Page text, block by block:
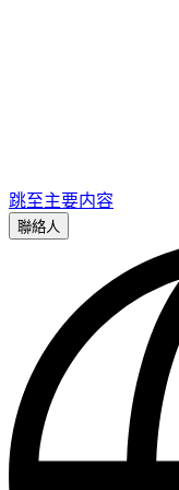
跳至主要内容
聯絡人